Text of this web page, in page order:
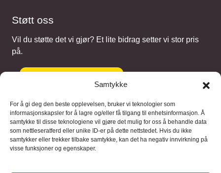
Samtykke
For å gi deg den beste opplevelsen, bruker vi teknologier som
informasjonskapsler for å lagre og/eller få tilgang til enhetsinformasjon. Å
samtykke til disse teknologiene vil gjøre det mulig for oss å behandle data
som nettleseratferd eller unike ID-er på dette nettstedet. Hvis du ikke
samtykker eller trekker tilbake samtykke, kan det ha negativ innvirkning på
visse funksjoner og egenskaper.
Støtt oss
Vil du støtte det vi gjør? Et lite bidrag setter vi stor pris
på.
Gi et bidrag
Samarbeidspartnere
Blaaregn – digitale tjenester